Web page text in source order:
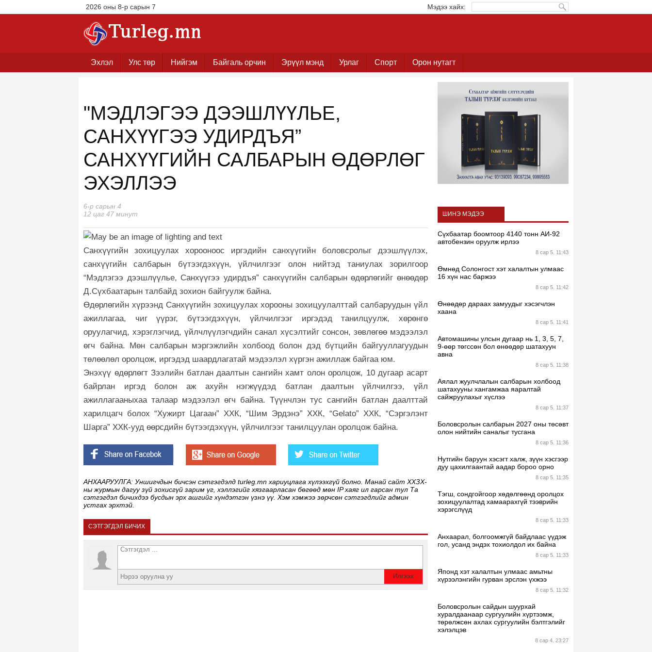
Мэдээ хайх:
2026 оны 8-р сарын 7
Эхлэл Улс төр Нийгэм Байгаль орчин Эрүүл мэнд Урлаг Спорт Орон нутагт
"МЭДЛЭГЭЭ ДЭЭШЛҮҮЛЬЕ,
САНХҮҮГЭЭ УДИРДЪЯ”
САНХҮҮГИЙН САЛБАРЫН ӨДӨРЛӨГ
ЭХЭЛЛЭЭ
6-р сарын 4
12 цаг 47 минут
Санхүүгийн зохицуулах хорооноос иргэдийн санхүүгийн боловсролыг дээшлүүлэх,
санхүүгийн салбарын бүтээгдэхүүн, үйлчилгээг олон нийтэд таниулах зорилгоор
“Мэдлэгээ дээшлүүлье, Санхүүгээ удирдъя” санхүүгийн салбарын өдөрлөгийг өнөөдөр
Д.Сүхбаатарын талбайд зохион байгуулж байна.
Өдөрлөгийн хүрээнд Санхүүгийн зохицуулах хорооны зохицуулалттай салбаруудын үйл
ажиллагаа, чиг үүрэг, бүтээгдэхүүн, үйлчилгээг иргэдэд танилцуулж, хөрөнгө
оруулагчид, хэрэглэгчид, үйлчлүүлэгчдийн санал хүсэлтийг сонсон, зөвлөгөө мэдээлэл
өгч байна. Мөн салбарын мэргэжлийн холбоод болон дэд бүтцийн байгууллагуудын
төлөөлөл оролцож, иргэдэд шаардлагатай мэдээлэл хүргэн ажиллаж байгаа юм.
Энэхүү өдөрлөгт Зээлийн батлан даалтын сангийн хамт олон оролцож, 10 дугаар асарт
байрлан иргэд болон аж ахуйн нэгжүүдэд батлан даалтын үйлчилгээ, үйл
ажиллагааныхаа талаар мэдээлэл өгч байна. Түүнчлэн тус сангийн батлан даалттай
харилцагч болох “Хужирт Цагаан” ХХК, “Шим Эрдэнэ” ХХК, “Gelato” ХХК, “Сэргэлэнт
Шарга” ХХК-ууд өөрсдийн бүтээгдэхүүн, үйлчилгээг танилцуулан оролцож байна.
АНХААРУУЛГА: Уншигчдын бичсэн сэтгэгдэлд turleg.mn хариуцлага хүлээхгүй болно. Манай сайт ХХЗХ-
ны журмын дагуу зүй зохисгүй зарим үг, хэллэгийг хязгаарласан бөгөөд мөн IP хаяг ил гарсан тул Та
сэтгэгдэл бичихдээ бусдын эрх ашгийг хүндэтгэн үзнэ үү. Хэм хэмжээ зөрчсөн сэтгэгдлийг админ
устгах эрхтэй.
СЭТГЭГДЭЛ БИЧИХ
ШИНЭ МЭДЭЭ
Сүхбаатар боомтоор 4140 тонн АИ-92
автобензин оруулж ирлээ
8 сар 5. 11:43
Өмнөд Солонгост хэт халалтын улмаас
16 хүн нас баржээ
8 сар 5. 11:42
Өнөөдөр дараах замуудыг хэсэгчлэн
хаана
8 сар 5. 11:41
Автомашины улсын дугаар нь 1, 3, 5, 7,
9-өөр төгссөн бол өнөөдөр шатахуун
авна
8 сар 5. 11:38
Аялал жуулчлалын салбарын холбоод
шатахууны хангамжаа яаралтай
сайжруулахыг хүслээ
8 сар 5. 11:37
Боловсролын салбарын 2027 оны төсөвт
олон нийтийн саналыг тусгана
8 сар 5. 11:36
Нутгийн баруун хэсэгт халж, зүүн хэсгээр
дуу цахилгаантай аадар бороо орно
8 сар 5. 11:35
Тэгш, сондгойгоор хөдөлгөөнд оролцох
зохицуулалтад хамаарахгүй тээврийн
хэрэгслүүд
8 сар 5. 11:33
Анхаарал, болгоомжгүй байдлаас үүдэж
гол, усанд эндэх тохиолдол их байна
8 сар 5. 11:33
Японд хэт халалтын улмаас амьтны
хүрээлэнгийн гурван эрслэн үхжээ
8 сар 5. 11:32
Боловсролын сайдын шуурхай
хуралдаанаар сургуулийн хүртээмж,
төрөлжсөн ахлах сургуулийн бэлтгэлийг
хэлэлцэв
8 сар 4. 23:27